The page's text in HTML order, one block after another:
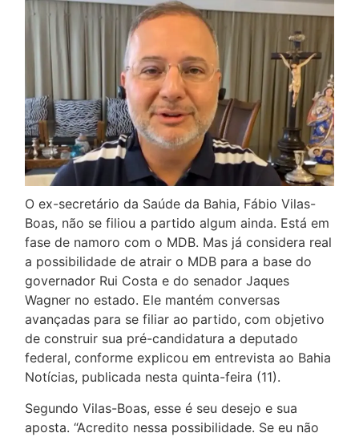
O ex-secretário da Saúde da Bahia, Fábio Vilas-
Boas, não se filiou a partido algum ainda. Está em
fase de namoro com o MDB. Mas já considera real
a possibilidade de atrair o MDB para a base do
governador Rui Costa e do senador Jaques
Wagner no estado. Ele mantém conversas
avançadas para se filiar ao partido, com objetivo
de construir sua pré-candidatura a deputado
federal, conforme explicou em entrevista ao Bahia
Notícias, publicada nesta quinta-feira (11).
Segundo Vilas-Boas, esse é seu desejo e sua
aposta. “Acredito nessa possibilidade. Se eu não